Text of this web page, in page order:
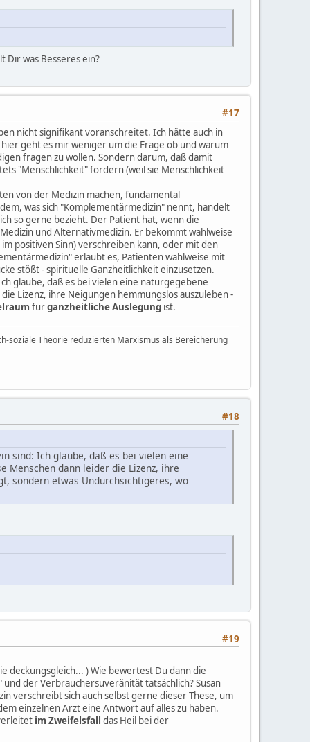
Dir was Besseres ein?
#17
nicht signifikant voranschreitet. Ich hätte auch in
geht es mir weniger um die Frage ob und warum
fragen zu wollen. Sondern darum, daß damit
"Menschlichkeit" fordern (weil sie Menschlichkeit
von der Medizin machen, fundamental
was sich "Komplementärmedizin" nennt, handelt
so gerne bezieht. Der Patient hat, wenn die
und Alternativmedizin. Er bekommt wahlweise
positiven Sinn) verschreiben kann, oder mit den
erlaubt es, Patienten wahlweise mit
stößt - spirituelle Ganzheitlichkeit einzusetzen.
glaube, daß es bei vielen eine naturgegebene
Lizenz, ihre Neigungen hemmungslos auszuleben -
fürganzheitliche Auslegung ist.
soziale Theorie reduzierten Marxismus als Bereicherung
#18
sind: Ich glaube, daß es bei vielen eine
Menschen dann leider die Lizenz, ihre
sondern etwas Undurchsichtigeres, wo
#19
deckungsgleich... ) Wie bewertest Du dann die
der Verbrauchersuveränität tatsächlich? Susan
verschreibt sich auch selbst gerne dieser These, um
einzelnen Arzt eine Antwort auf alles zu haben.
im Zweifelsfall das Heil bei der